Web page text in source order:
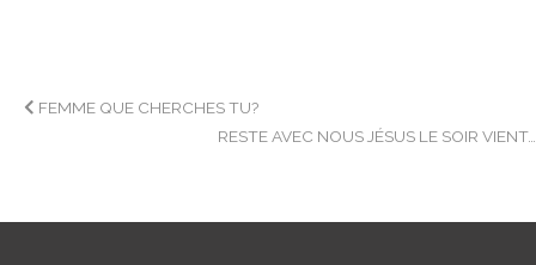
Navigation
l’article
FEMME QUE CHERCHES TU?
RESTE AVEC NOUS JÉSUS LE SOIR